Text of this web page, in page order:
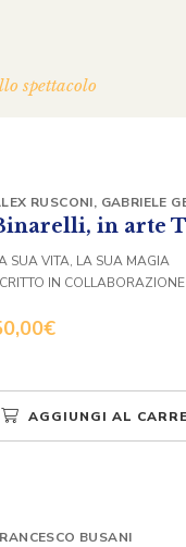
spettacolo
in arte
€
RUSCONI, GABRIELE
SUA VITA, LA SUA MAGIA
IN
AGGIUNGI AL
BUSANI